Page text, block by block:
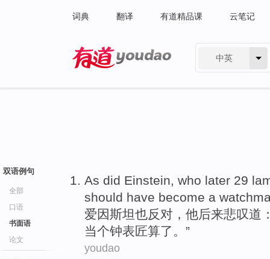
词典 翻译 有道精品课 云笔记
中英
双语例句
全部
口语
书面语
论文
As did Einstein, who later 29
should have become a
爱因斯坦也反对， 他后来悲叹道
当个钟表匠算了。”
youdao